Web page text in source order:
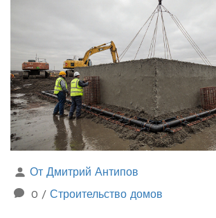
От Дмитрий Антипов
0 / Строительство домов